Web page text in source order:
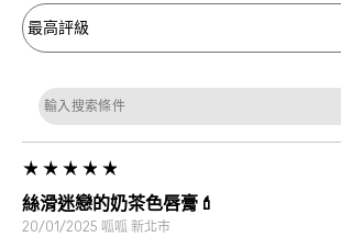
絲滑迷戀的奶茶色唇膏💄
20/01/2025 呱呱 新北市